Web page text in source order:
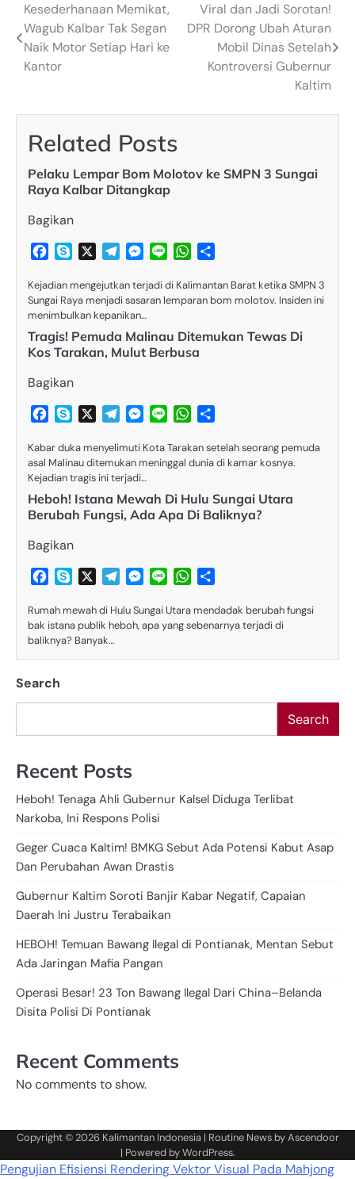
Post
navigation
Kesederhanaan Memikat,
Wagub Kalbar Tak Segan
Naik Motor Setiap Hari ke
Kantor
Viral dan Jadi Sorotan!
DPR Dorong Ubah Aturan
Mobil Dinas Setelah
Kontroversi Gubernur
Kaltim
Related Posts
Pelaku Lempar Bom Molotov ke SMPN 3 Sungai
Raya Kalbar Ditangkap
Bagikan
Facebook
Skype TelegramMessenger
Line WhatsApp
Kejadian mengejutkan terjadi di Kalimantan Barat ketika SMPN 3
Sungai Raya menjadi sasaran lemparan bom molotov. Insiden ini
menimbulkan kepanikan…
Tragis! Pemuda Malinau Ditemukan Tewas Di
Kos Tarakan, Mulut Berbusa
Bagikan
Facebook
Skype TelegramMessenger
Line WhatsApp
​Kabar duka menyelimuti Kota Tarakan setelah seorang pemuda
asal Malinau ditemukan meninggal dunia di kamar kosnya.​
Kejadian tragis ini terjadi…
Heboh! Istana Mewah Di Hulu Sungai Utara
Berubah Fungsi, Ada Apa Di Baliknya?
Bagikan
Facebook
Skype TelegramMessenger
Line WhatsApp
Rumah mewah di Hulu Sungai Utara mendadak berubah fungsi
bak istana publik heboh, apa yang sebenarnya terjadi di
baliknya? Banyak…
Search
Search
Recent Posts
Heboh! Tenaga Ahli Gubernur Kalsel Diduga Terlibat
Narkoba, Ini Respons Polisi
Geger Cuaca Kaltim! BMKG Sebut Ada Potensi Kabut Asap
Dan Perubahan Awan Drastis
Gubernur Kaltim Soroti Banjir Kabar Negatif, Capaian
Daerah Ini Justru Terabaikan
HEBOH! Temuan Bawang Ilegal di Pontianak, Mentan Sebut
Ada Jaringan Mafia Pangan
Operasi Besar! 23 Ton Bawang Ilegal Dari China–Belanda
Disita Polisi Di Pontianak
Recent Comments
No comments to show.
Copyright © 2026 Kalimantan Indonesia| Routine News byAscendoor
| Powered byWordPress.
Pengujian Efisiensi Rendering Vektor Visual Pada Mahjong